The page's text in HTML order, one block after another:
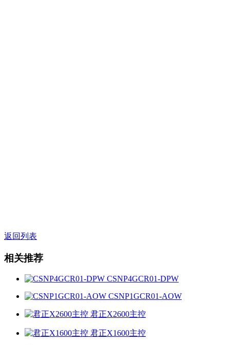
返回列表
相关推荐
CSNP4GCR01-DPW
CSNP1GCR01-AOW
君正X2600主控
君正X1600主控